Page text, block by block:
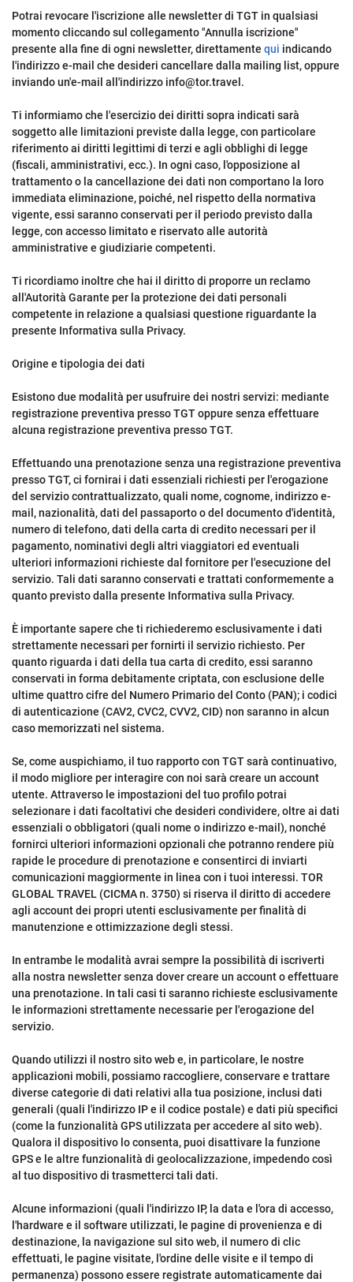
Potrai revocare l'iscrizione alle newsletter di TGT in qualsiasi
momento cliccando sul collegamento "Annulla iscrizione"
presente alla fine di ogni newsletter, direttamente qui indicando
l'indirizzo e-mail che desideri cancellare dalla mailing list, oppure
inviando un'e-mail all'indirizzo info@tor.travel.
Ti informiamo che l'esercizio dei diritti sopra indicati sarà
soggetto alle limitazioni previste dalla legge, con particolare
riferimento ai diritti legittimi di terzi e agli obblighi di legge
(fiscali, amministrativi, ecc.). In ogni caso, l'opposizione al
trattamento o la cancellazione dei dati non comportano la loro
immediata eliminazione, poiché, nel rispetto della normativa
vigente, essi saranno conservati per il periodo previsto dalla
legge, con accesso limitato e riservato alle autorità
amministrative e giudiziarie competenti.
Ti ricordiamo inoltre che hai il diritto di proporre un reclamo
all'Autorità Garante per la protezione dei dati personali
competente in relazione a qualsiasi questione riguardante la
presente Informativa sulla Privacy.
Origine e tipologia dei dati
Esistono due modalità per usufruire dei nostri servizi: mediante
registrazione preventiva presso TGT oppure senza effettuare
alcuna registrazione preventiva presso TGT.
Effettuando una prenotazione senza una registrazione preventiva
presso TGT, ci fornirai i dati essenziali richiesti per l'erogazione
del servizio contrattualizzato, quali nome, cognome, indirizzo e-
mail, nazionalità, dati del passaporto o del documento d'identità,
numero di telefono, dati della carta di credito necessari per il
pagamento, nominativi degli altri viaggiatori ed eventuali
ulteriori informazioni richieste dal fornitore per l'esecuzione del
servizio. Tali dati saranno conservati e trattati conformemente a
quanto previsto dalla presente Informativa sulla Privacy.
È importante sapere che ti richiederemo esclusivamente i dati
strettamente necessari per fornirti il servizio richiesto. Per
quanto riguarda i dati della tua carta di credito, essi saranno
conservati in forma debitamente criptata, con esclusione delle
ultime quattro cifre del Numero Primario del Conto (PAN); i codici
di autenticazione (CAV2, CVC2, CVV2, CID) non saranno in alcun
caso memorizzati nel sistema.
Se, come auspichiamo, il tuo rapporto con TGT sarà continuativo,
il modo migliore per interagire con noi sarà creare un account
utente. Attraverso le impostazioni del tuo profilo potrai
selezionare i dati facoltativi che desideri condividere, oltre ai dati
essenziali o obbligatori (quali nome o indirizzo e-mail), nonché
fornirci ulteriori informazioni opzionali che potranno rendere più
rapide le procedure di prenotazione e consentirci di inviarti
comunicazioni maggiormente in linea con i tuoi interessi. TOR
GLOBAL TRAVEL (CICMA n. 3750) si riserva il diritto di accedere
agli account dei propri utenti esclusivamente per finalità di
manutenzione e ottimizzazione degli stessi.
In entrambe le modalità avrai sempre la possibilità di iscriverti
alla nostra newsletter senza dover creare un account o effettuare
una prenotazione. In tali casi ti saranno richieste esclusivamente
le informazioni strettamente necessarie per l'erogazione del
servizio.
Quando utilizzi il nostro sito web e, in particolare, le nostre
applicazioni mobili, possiamo raccogliere, conservare e trattare
diverse categorie di dati relativi alla tua posizione, inclusi dati
generali (quali l'indirizzo IP e il codice postale) e dati più specifici
(come la funzionalità GPS utilizzata per accedere al sito web).
Qualora il dispositivo lo consenta, puoi disattivare la funzione
GPS e le altre funzionalità di geolocalizzazione, impedendo così
al tuo dispositivo di trasmetterci tali dati.
Alcune informazioni (quali l'indirizzo IP, la data e l'ora di accesso,
l'hardware e il software utilizzati, le pagine di provenienza e di
destinazione, la navigazione sul sito web, il numero di clic
effettuati, le pagine visitate, l'ordine delle visite e il tempo di
permanenza) possono essere registrate automaticamente dai